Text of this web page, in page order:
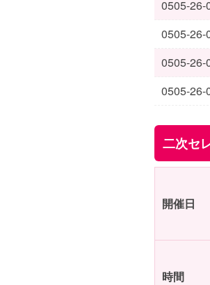
0505-26-
0505-26-
0505-26-
0505-26-
二次セ
開催日
時間